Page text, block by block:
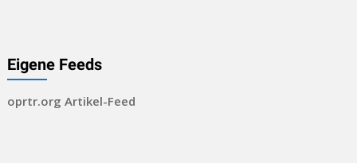
Eigene Feeds
oprtr.org Artikel-Feed